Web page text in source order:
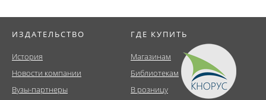
ИЗДАТЕЛЬСТВО
История
Новости компании
Вузы-партнеры
ГДЕ КУПИТЬ
Магазинам
Библиотекам
В розницу